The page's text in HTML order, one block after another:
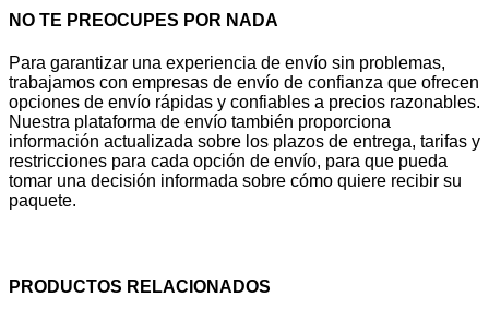
NO TE PREOCUPES POR NADA
Para garantizar una experiencia de envío sin problemas,
trabajamos con empresas de envío de confianza que ofrecen
opciones de envío rápidas y confiables a precios razonables.
Nuestra plataforma de envío también proporciona
información actualizada sobre los plazos de entrega, tarifas y
restricciones para cada opción de envío, para que pueda
tomar una decisión informada sobre cómo quiere recibir su
paquete.
PRODUCTOS RELACIONADOS